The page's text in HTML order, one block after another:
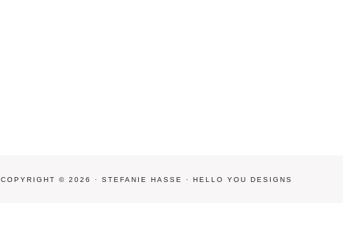
COPYRIGHT © 2026 · STEFANIE HASSE · HELLO YOU DESIGNS